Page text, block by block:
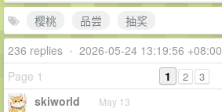
樱桃 品尝
抽奖
236 replies • 2026-05-24 13:19:56 +08:00
Page 1
1 2 3
skiworld May 13